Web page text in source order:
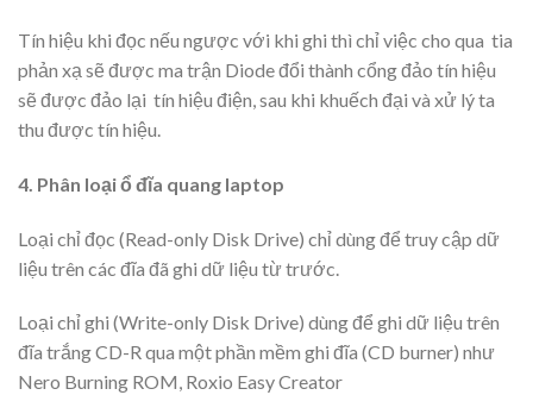
Tín hiệu khi đọc nếu ngược với khi ghi thì chỉ việc cho qua tia
phản xạ sẽ được ma trận Diode đổi thành cổng đảo tín hiệu
sẽ được đảo lại tín hiệu điện, sau khi khuếch đại và xử lý ta
thu được tín hiệu.
4. Phân loại ổ đĩa quang laptop
Loại chỉ đọc (Read-only Disk Drive) chỉ dùng để truy cập dữ
liệu trên các đĩa đã ghi dữ liệu từ trước.
Loại chỉ ghi (Write-only Disk Drive) dùng để ghi dữ liệu trên
đĩa trắng CD-R qua một phần mềm ghi đĩa (CD burner) như
Nero Burning ROM, Roxio Easy Creator